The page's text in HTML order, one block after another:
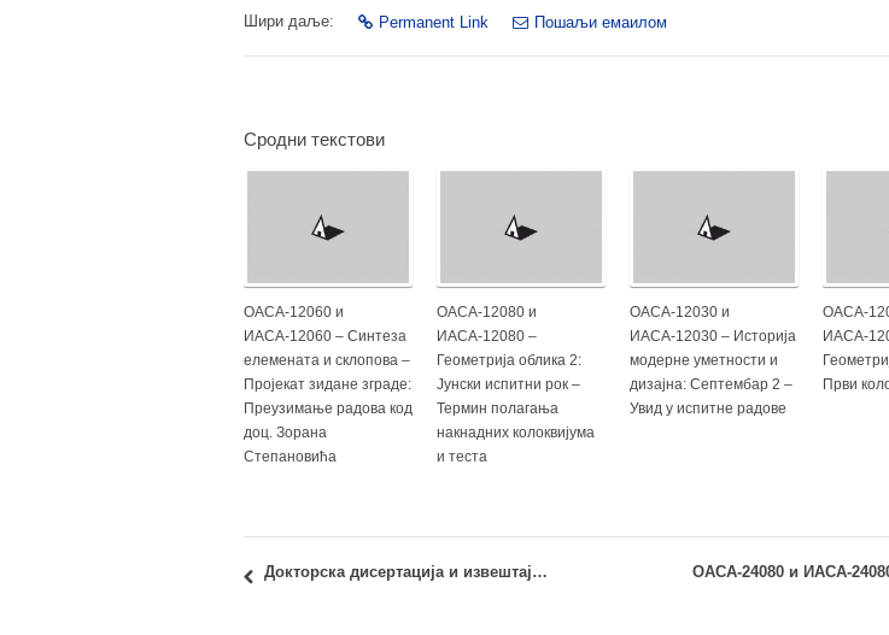
Шири даље: Permanent Link Пошаљи емаилом
Сродни текстови
ОАСА-12060 и
ИАСА-12060 – Синтеза
елемената и склопова –
Пројекат зидане зграде:
Преузимање радова код
доц. Зорана
Степановића
ОАСА-12080 и
ИАСА-12080 –
Геометрија облика 2:
Јунски испитни рок –
Термин полагања
накнадних колоквијума
и теста
ОАСА-12030 и
ИАСА-12030 – Историја
модерне уметности и
дизајна: Септембар 2 –
Увид у испитне радове
ОАСА-
ИАСА-
Први
Докторска дисертација и извештај Комисије: кандидат Бранко Бурмаз, дипл.инж.арх.